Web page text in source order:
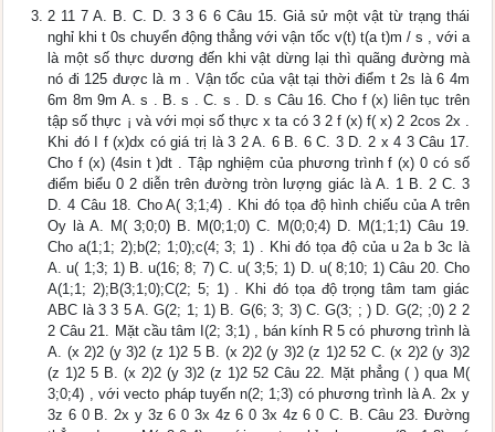
2 11 7 A. B. C. D. 3 3 6 6 Câu 15. Giả sử một vật từ trạng thái
nghỉ khi t 0s chuyển động thẳng với vận tốc v(t) t(a t)m / s , với a
là một số thực dương đến khi vật dừng lại thì quãng đường mà
nó đi 125 được là m . Vận tốc của vật tại thời điểm t 2s là 6 4m
6m 8m 9m A. s . B. s . C. s . D. s Câu 16. Cho f (x) liên tục trên
tập số thực ¡ và với mọi số thực x ta có 3 2 f (x) f( x) 2 2cos 2x .
Khi đó I f (x)dx có giá trị là 3 2 A. 6 B. 6 C. 3 D. 2 x 4 3 Câu 17.
Cho f (x) (4sin t )dt . Tập nghiệm của phương trình f (x) 0 có số
điểm biểu 0 2 diễn trên đường tròn lượng giác là A. 1 B. 2 C. 3
D. 4 Câu 18. Cho A( 3;1;4) . Khi đó tọa độ hình chiếu của A trên
Oy là A. M( 3;0;0) B. M(0;1;0) C. M(0;0;4) D. M(1;1;1) Câu 19.
Cho a(1;1; 2);b(2; 1;0);c(4; 3; 1) . Khi đó tọa độ của u 2a b 3c là
A. u( 1;3; 1) B. u(16; 8; 7) C. u( 3;5; 1) D. u( 8;10; 1) Câu 20. Cho
A(1;1; 2);B(3;1;0);C(2; 5; 1) . Khi đó tọa độ trọng tâm tam giác
ABC là 3 3 5 A. G(2; 1; 1) B. G(6; 3; 3) C. G(3; ; ) D. G(2; ;0) 2 2
2 Câu 21. Mặt cầu tâm I(2; 3;1) , bán kính R 5 có phương trình là
A. (x 2)2 (y 3)2 (z 1)2 5 B. (x 2)2 (y 3)2 (z 1)2 52 C. (x 2)2 (y 3)2
(z 1)2 5 B. (x 2)2 (y 3)2 (z 1)2 52 Câu 22. Mặt phẳng ( ) qua M(
3;0;4) , với vecto pháp tuyến n(2; 1;3) có phương trình là A. 2x y
3z 6 0 B. 2x y 3z 6 0 3x 4z 6 0 3x 4z 6 0 C. B. Câu 23. Đường